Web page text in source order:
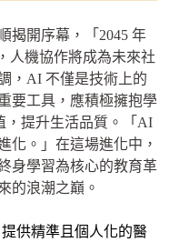
揭開序幕，「2045 年
人機協作將成為未來社
，AI 不僅是技術上的
要工具，應積極擁抱學
，提升生活品質。「AI
化。」在這場進化中，
身學習為核心的教育革
的浪潮之巔。
供精準且個人化的醫